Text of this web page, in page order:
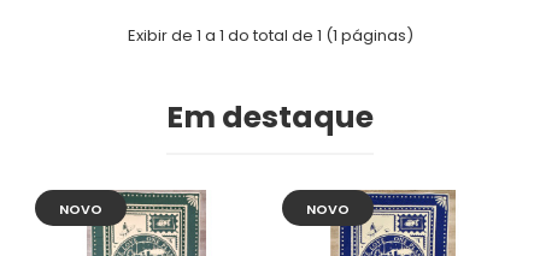
Exibir de 1 a 1 do total de 1 (1 páginas)
Em destaque
NOVO NOVO